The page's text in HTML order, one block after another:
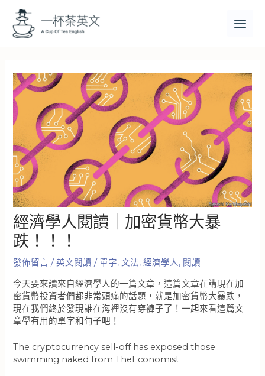
經濟學人閱讀｜加密貨幣大暴
跌！！！
發佈留言 /英文閱讀 /單字,文法,經濟學人, 閱讀
今天要來讀來自經濟學人的一篇文章，這篇文章在講現在加
密貨幣投資者們都非常頭痛的話題，就是加密貨幣大暴跌，
現在我們終於發現誰在海裡沒有穿褲子了！一起來看這篇文
章學有用的單字和句子吧！
The cryptocurrency sell-off has exposed those
swimming naked from TheEconomist